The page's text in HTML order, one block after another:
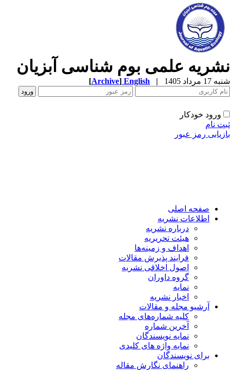
علمی بوم شناسی آبزیان
مرداد 1405 |
English
[Archive]
ورود خودکار
نام
رمز عبور
صفحه اصلی
اطلاعات نشریه
درباره نشریه
هیئت تحریریه
اهداف و زمینه‌ها
فرایند پذیرش مقالات
اصول اخلاقی نشریه
گروه داوران
نمایه
اخبار نشریه
آرشیو مجله و مقالات
کلیه شماره‌های مجله
آخرین شماره
نمایه نویسندگان
نمایه واژه های کلیدی
برای نویسندگان
راهنمای نگارش مقاله